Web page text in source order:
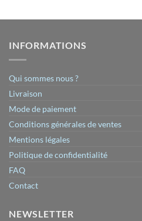
INFORMATIONS
Qui sommes nous ?
Livraison
Mode de paiement
Conditions générales de ventes
Mentions légales
Politique de confidentialité
FAQ
Contact
NEWSLETTER